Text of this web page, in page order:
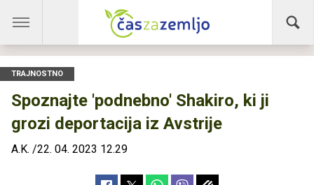
TRAJNOSTNO
Spoznajte 'podnebno' Shakiro, ki ji
grozi deportacija iz Avstrije
A.K. /22. 04. 2023 12.29